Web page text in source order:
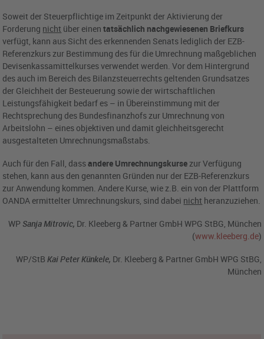
Soweit der Steuerpflichtige im Zeitpunkt der Aktivierung der
Forderung nicht über einentatsächlich nachgewiesenen Briefkurs
verfügt, kann aus Sicht des erkennenden Senats lediglich der EZB-
Referenzkurs zur Bestimmung des für die Umrechnung maßgeblichen
Devisenkassamittelkurses verwendet werden. Vor dem Hintergrund
des auch im Bereich des Bilanzsteuerrechts geltenden Grundsatzes
der Gleichheit der Besteuerung sowie der wirtschaftlichen
Leistungsfähigkeit bedarf es – in Übereinstimmung mit der
Rechtsprechung des Bundesfinanzhofs zur Umrechnung von
Arbeitslohn – eines objektiven und damit gleichheitsgerecht
ausgestalteten Umrechnungsmaßstabs.
Auch für den Fall, dassandere Umrechnungskursezur Verfügung
stehen, kann aus den genannten Gründen nur der EZB-Referenzkurs
zur Anwendung kommen. Andere Kurse, wie z.B. ein von der Plattform
OANDA ermittelter Umrechnungskurs, sind dabei nicht heranzuziehen.
WP Sanja Mitrovic, Dr. Kleeberg & Partner GmbH WPG StBG, München
(www.kleeberg.de)
WP/StB Kai Peter Künkele, Dr. Kleeberg & Partner GmbH WPG StBG,
München